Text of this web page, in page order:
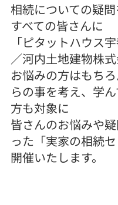
相続についての疑
すべての皆さんに
「ピタットハウス
／河内土地建物株
お悩みの方はもち
らの事を考え、学
方も対象に
皆さんのお悩みや
った「実家の相続
開催いたします。